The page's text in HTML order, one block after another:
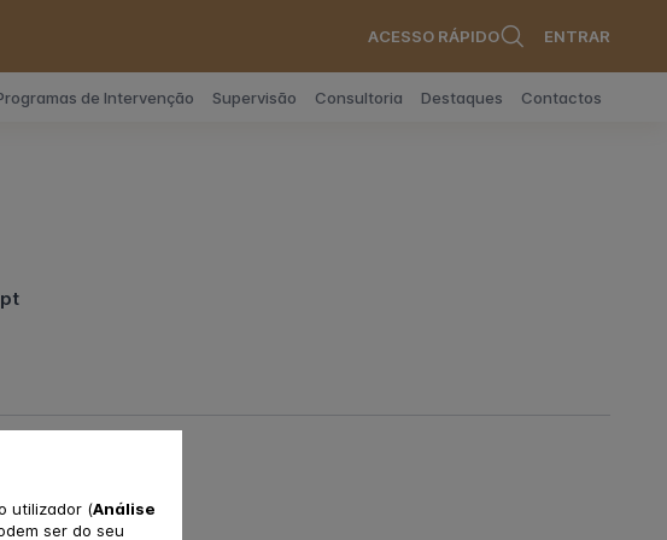
utilizador (Análise
ser do seu
ACESSO RÁPIDO ENTRAR
de Intervenção Supervisão Consultoria Destaques Contactos